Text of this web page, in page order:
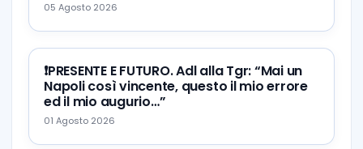
05 Agosto 2026
❗️PRESENTE E FUTURO. Adl alla Tgr: “Mai un
Napoli così vincente, questo il mio errore
ed il mio augurio…”
01 Agosto 2026